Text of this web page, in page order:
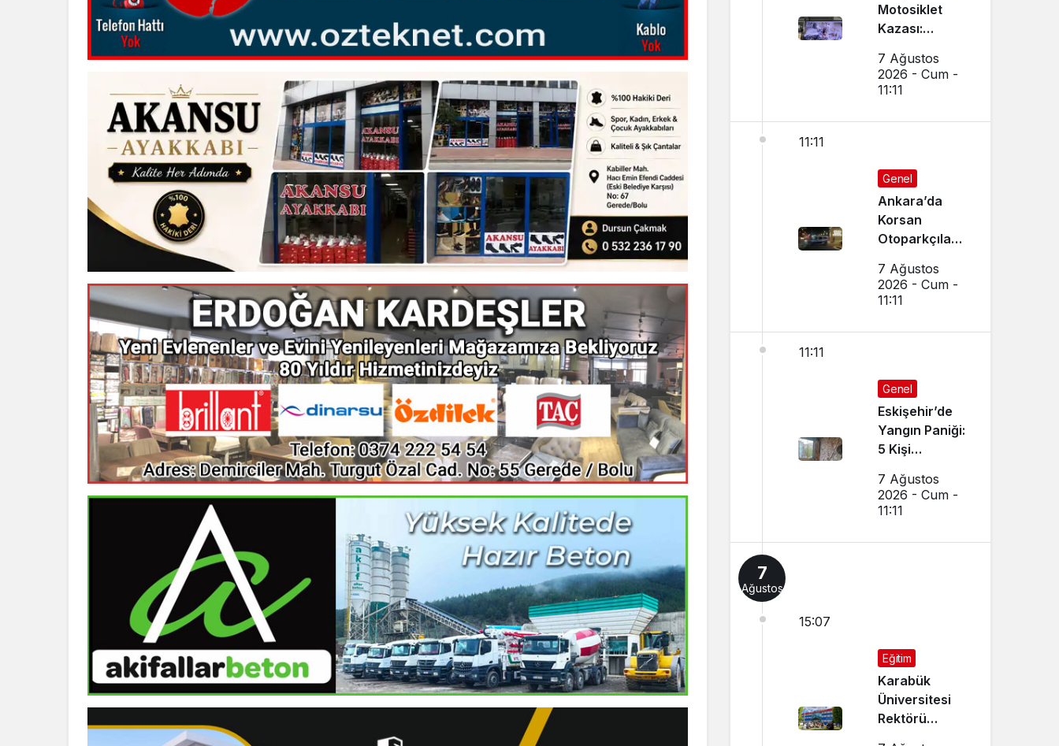
Motosiklet
Kazası:
Camı Kırıldı,
Arbede Çıktı
7 Ağustos
2026 - Cum -
11:11
11:11
Genel
Ankara’da
Korsan
Otoparkçılara
Operasyon:
10 Kişi
Alındı
7 Ağustos
2026 - Cum -
11:11
11:11
Genel
Eskişehir’de
Yangın Paniği:
5 Kişi
Etkilendi
7 Ağustos
2026 - Cum -
11:11
7
Ağustos
15:07
Eğitim
Karabük
Üniversitesi
Rektörü